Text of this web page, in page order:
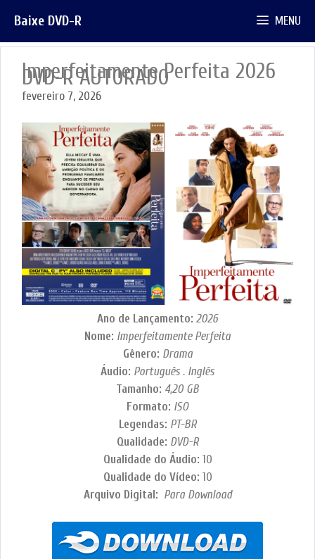
para
o
conteúdo
Baixe DVD-R MENU
Imperfeitamente Perfeita 2026
DVD-R AUTORADO
fevereiro 7, 2026
Ano de Lançamento: 2026
Nome: Imperfeitamente Perfeita
Gênero: Drama
Áudio: Português . Inglês
Tamanho: 4,20 GB
Formato: ISO
Legendas: PT-BR
Qualidade: DVD-R
Qualidade do Áudio: 10
Qualidade do Vídeo: 10
Arquivo Digital: Para Download